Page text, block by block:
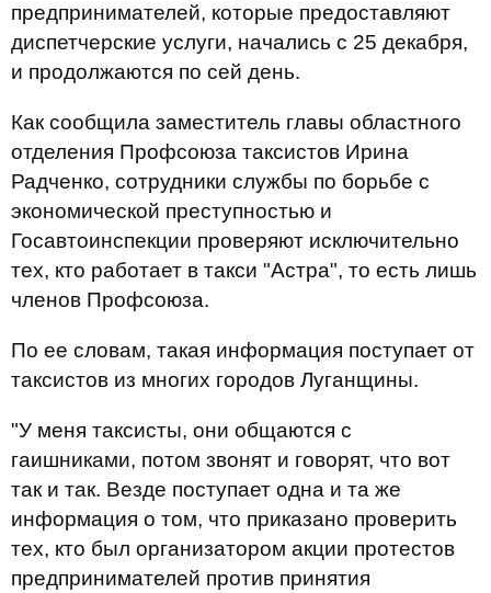
предпринимателей, которые предоставляют
диспетчерские услуги, начались с 25 декабря,
и продолжаются по сей день.
Как сообщила заместитель главы областного
отделения Профсоюза таксистов Ирина
Радченко, сотрудники службы по борьбе с
экономической преступностью и
Госавтоинспекции проверяют исключительно
тех, кто работает в такси "Астра", то есть лишь
членов Профсоюза.
По ее словам, такая информация поступает от
таксистов из многих городов Луганщины.
"У меня таксисты, они общаются с
гаишниками, потом звонят и говорят, что вот
так и так. Везде поступает одна и та же
информация о том, что приказано проверить
тех, кто был организатором акции протестов
предпринимателей против принятия